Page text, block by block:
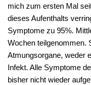
mich zum ersten Mal
dieses Aufenthalts
Symptome zu 95%.
Wochen teilgenommen.
Atmungsorgane, weder
Infekt. Alle Symptome
bisher nicht wieder